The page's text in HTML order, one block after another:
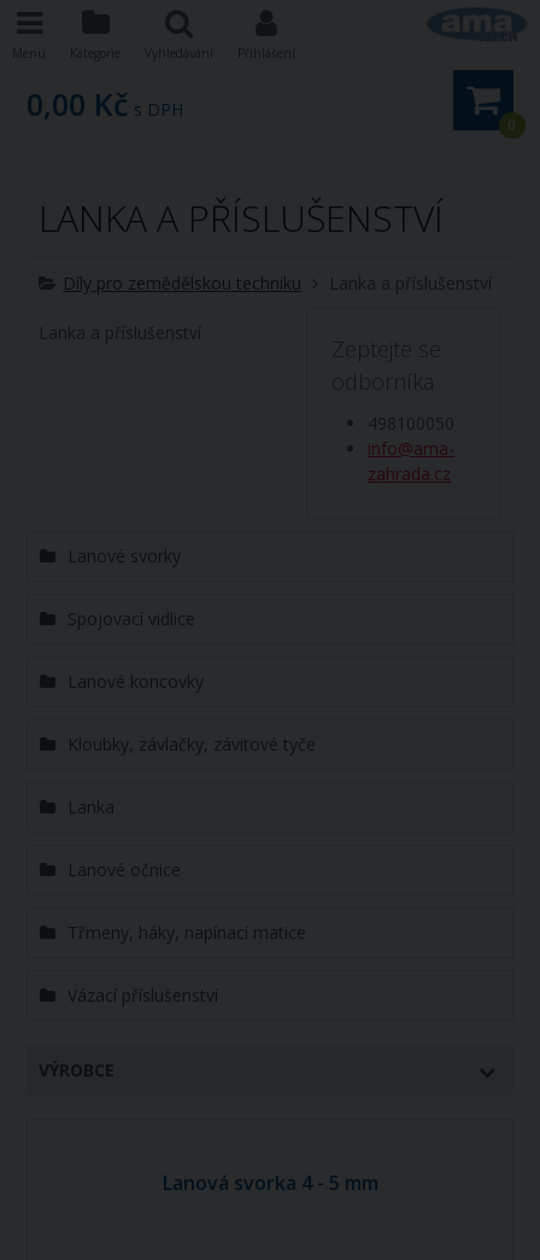
0
0,00 Kč s DPH
LANKA A PŘÍSLUŠENSTVÍ
Díly pro zemědělskou techniku Lanka a příslušenství
Zeptejte se
odborníka
498100050
info@ama-
zahrada.cz
Lanka a příslušenství
Lanové svorky
Spojovací vidlice
Lanové koncovky
Kloubky, závlačky, závitové tyče
Lanka
Lanové očnice
Třmeny, háky, napínací matice
Vázací příslušenství
VÝROBCE
Lanová svorka 4 - 5 mm
Menu Kategorie Vyhledávání Přihlášení